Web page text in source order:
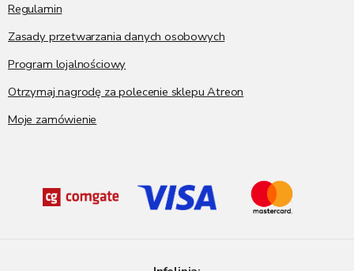
Regulamin
Zasady przetwarzania danych osobowych
Program lojalnościowy
Otrzymaj nagrodę za polecenie sklepu Atreon
Moje zamówienie